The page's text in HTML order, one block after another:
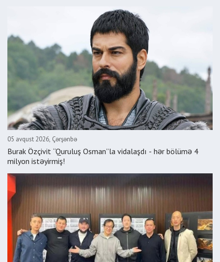
05 avqust 2026, Çərşənbə
Burak Özçivit “Quruluş Osman”la vidalaşdı - hər bölümə 4
milyon istəyirmiş!